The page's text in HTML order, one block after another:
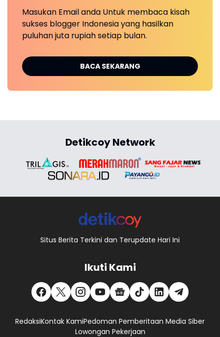
Masukan Email anda Untuk membaca kisah
sukses blogger Indonesia yang hasilkan
puluhan juta rupiah setiap bulan.
BACA SEKARANG
Detikcoy Network
Situs Berita Terkini dan Terupdate Hari Ini
Ikuti Kami
RedaksiKontak KamiPedoman Pemberitaan Media Siber
Lowongan Pekerjaan